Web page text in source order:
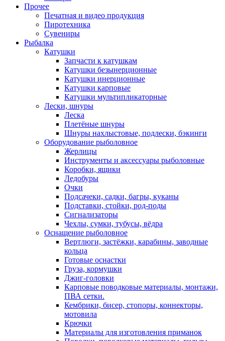
Прочее
Печатная и видео продукция
Пиротехника
Сувениры
Рыбалка
Катушки
Запчасти к катушкам
Катушки безынерционные
Катушки инерционные
Катушки карповые
Катушки мультипликаторные
Лески, шнуры
Леска
Плетёные шнуры
Шнуры нахлыстовые, подлески, бэкинги
Оборудование рыболовное
Жерлицы
Инструменты и аксессуары рыболовные
Коробки, ящики
Ледобуры
Очки
Подсачеки, садки, багры, куканы
Подставки, стойки, род-поды
Сигнализаторы
Чехлы, сумки, тубусы, вёдра
Оснащение рыболовное
Вертлюги, застёжки, карабины, заводные
кольца
Готовые оснастки
Груза, кормушки
Джиг-головки
Карповые поводковые материалы, монтажи,
ПВА сетки.
Кембрики, бисер, стопоры, коннекторы,
мотовила
Крючки
Материалы для изготовления приманок